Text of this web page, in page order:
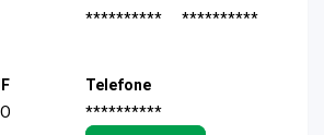
**********
**********
Telefone
**********